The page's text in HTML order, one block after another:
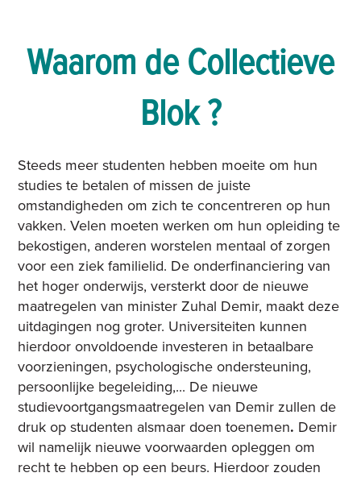
Waarom de Collectieve
Blok ?
Steeds meer studenten hebben moeite om hun
studies te betalen of missen de juiste
omstandigheden om zich te concentreren op hun
vakken. Velen moeten werken om hun opleiding te
bekostigen, anderen worstelen mentaal of zorgen
voor een ziek familielid. De onderfinanciering van
het hoger onderwijs, versterkt door de nieuwe
maatregelen van minister Zuhal Demir, maakt deze
uitdagingen nog groter. Universiteiten kunnen
hierdoor onvoldoende investeren in betaalbare
voorzieningen, psychologische ondersteuning,
persoonlijke begeleiding,... De nieuwe
studievoortgangsmaatregelen van Demir zullen de
druk op studenten alsmaar doen toenemen. Demir
wil namelijk nieuwe voorwaarden opleggen om
recht te hebben op een beurs. Hierdoor zouden